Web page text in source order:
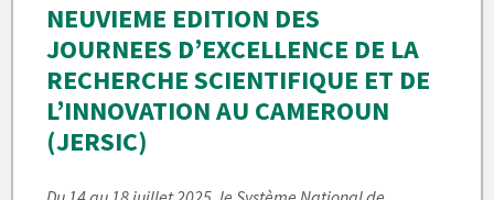
NEUVIEME EDITION DES
JOURNEES D’EXCELLENCE DE LA
RECHERCHE SCIENTIFIQUE ET DE
L’INNOVATION AU CAMEROUN
(JERSIC)